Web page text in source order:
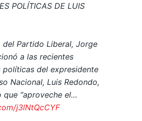
POLÍTICAS DE LUIS
del Partido Liberal, Jorge
a las recientes
políticas del expresidente
Nacional, Luis Redondo,
que “aproveche el…
j3lNtQcCYF